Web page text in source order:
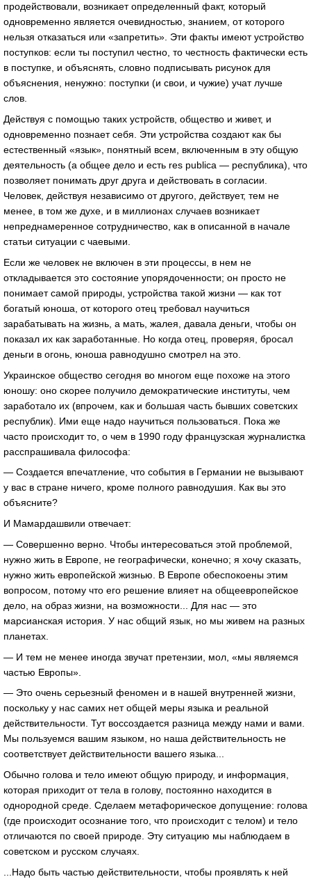
продействовали, возникает определенный факт, который
одновременно является очевидностью, знанием, от которого
нельзя отказаться или «запретить». Эти факты имеют устройство
поступков: если ты поступил честно, то честность фактически есть
в поступке, и объяснять, словно подписывать рисунок для
объяснения, ненужно: поступки (и свои, и чужие) учат лучше
слов.
Действуя с помощью таких устройств, общество и живет, и
одновременно познает себя. Эти устройства создают как бы
естественный «язык», понятный всем, включенным в эту общую
деятельность (а общее дело и есть res publica — республика), что
позволяет понимать друг друга и действовать в согласии.
Человек, действуя независимо от другого, действует, тем не
менее, в том же духе, и в миллионах случаев возникает
непреднамеренное сотрудничество, как в описанной в начале
статьи ситуации с чаевыми.
Если же человек не включен в эти процессы, в нем не
откладывается это состояние упорядоченности; он просто не
понимает самой природы, устройства такой жизни — как тот
богатый юноша, от которого отец требовал научиться
зарабатывать на жизнь, а мать, жалея, давала деньги, чтобы он
показал их как заработанные. Но когда отец, проверяя, бросал
деньги в огонь, юноша равнодушно смотрел на это.
Украинское общество сегодня во многом еще похоже на этого
юношу: оно скорее получило демократические институты, чем
заработало их (впрочем, как и большая часть бывших советских
республик). Ими еще надо научиться пользоваться. Пока же
часто происходит то, о чем в 1990 году французская журналистка
расспрашивала философа:
— Создается впечатление, что события в Германии не вызывают
у вас в стране ничего, кроме полного равнодушия. Как вы это
объясните?
И Мамардашвили отвечает:
— Совершенно верно. Чтобы интересоваться этой проблемой,
нужно жить в Европе, не географически, конечно; я хочу сказать,
нужно жить европейской жизнью. В Европе обеспокоены этим
вопросом, потому что его решение влияет на общеевропейское
дело, на образ жизни, на возможности... Для нас — это
марсианская история. У нас общий язык, но мы живем на разных
планетах.
— И тем не менее иногда звучат претензии, мол, «мы являемся
частью Европы».
— Это очень серьезный феномен и в нашей внутренней жизни,
поскольку у нас самих нет общей меры языка и реальной
действительности. Тут воссоздается разница между нами и вами.
Мы пользуемся вашим языком, но наша действительность не
соответствует действительности вашего языка...
Обычно голова и тело имеют общую природу, и информация,
которая приходит от тела в голову, постоянно находится в
однородной среде. Сделаем метафорическое допущение: голова
(где происходит осознание того, что происходит с телом) и тело
отличаются по своей природе. Эту ситуацию мы наблюдаем в
советском и русском случаях.
...Надо быть частью действительности, чтобы проявлять к ней